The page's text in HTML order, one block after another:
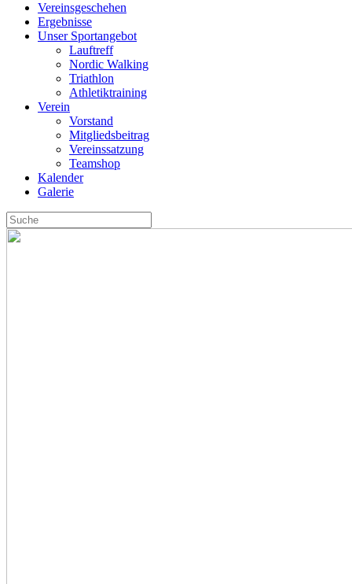
Vereinsgeschehen
Ergebnisse
Unser Sportangebot
Lauftreff
Nordic Walking
Triathlon
Athletiktraining
Verein
Vorstand
Mitgliedsbeitrag
Vereinssatzung
Teamshop
Kalender
Galerie